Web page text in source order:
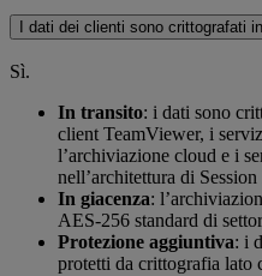
I dati dei clienti sono crittografati
Sì.
In transito: i dati sono
client TeamViewer, i
l’archiviazione cloud e i
nell’architettura di
In giacenza:
AES‑256 standard di
Protezione aggiuntiva: i
protetti da crittografia lato